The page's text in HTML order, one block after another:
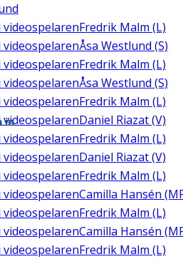
Fredrik Malm (L)
videospelarenÅsa Westlund (S)
Fredrik Malm (L)
videospelarenÅsa Westlund (S)
videospelarenFredrik Malm (L)
Daniel Riazat (V)
videospelarenFredrik Malm (L)
Daniel Riazat (V)
videospelarenFredrik Malm (L)
videospelarenCamilla Hansén
videospelarenFredrik Malm (L)
videospelarenCamilla Hansén
videospelarenFredrik Malm (L)
in